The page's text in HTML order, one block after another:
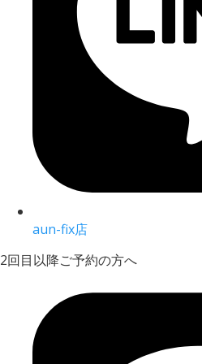
aun-fix店
2回目以降ご予約の方へ